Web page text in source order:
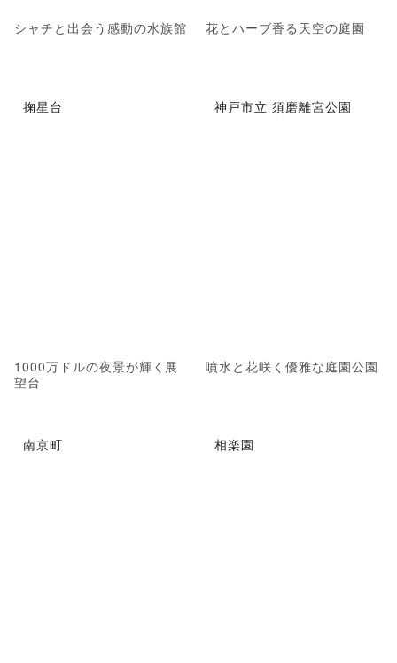
シャチと出会う感動の水族館 花とハーブ香る天空の庭園
掬星台
1000万ドルの夜景が輝く展
望台
神戸市立 須磨離宮公園
噴水と花咲く優雅な庭園公園
南京町 相楽園